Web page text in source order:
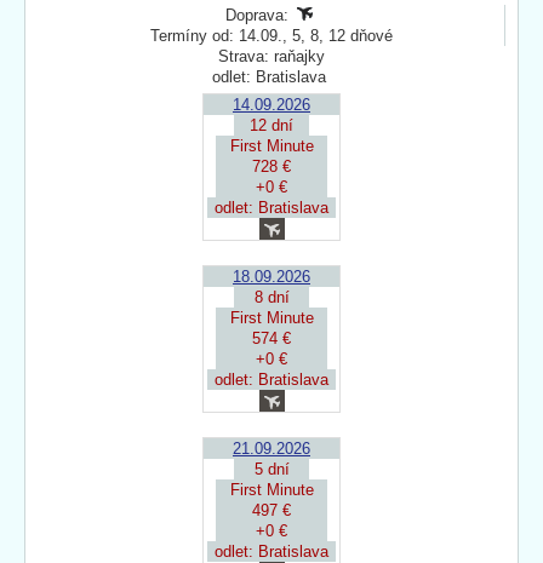
Doprava:
Termíny od: 14.09., 5, 8, 12 dňové
Strava: raňajky
odlet: Bratislava
14.09.2026
12 dní
First Minute
728 €
+0 €
odlet: Bratislava
18.09.2026
8 dní
First Minute
574 €
+0 €
odlet: Bratislava
21.09.2026
5 dní
First Minute
497 €
+0 €
odlet: Bratislava